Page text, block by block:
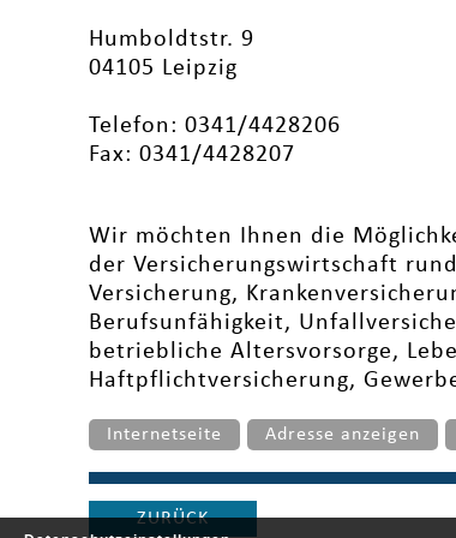
Humboldtstr. 9
04105 Leipzig
Telefon: 0341/4428206
Fax: 0341/4428207
Wir möchten Ihnen die
der Versicherungswirtschaft
Versicherung,
Berufsunfähigkeit,
betriebliche Altersvorsorge,
Haftpflichtversicherung,
Internetseite Adresse anzeigen
ZURÜCK